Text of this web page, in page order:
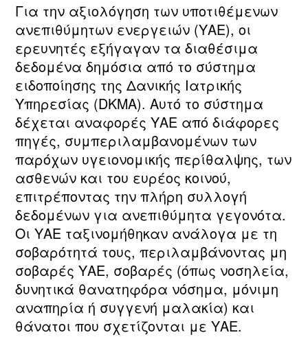
Για την αξιολόγηση των υποτιθέμενων
ανεπιθύμητων ενεργειών (ΥΑΕ), οι
ερευνητές εξήγαγαν τα διαθέσιμα
δεδομένα δημόσια από το σύστημα
ειδοποίησης της Δανικής Ιατρικής
Υπηρεσίας (DKMA). Αυτό το σύστημα
δέχεται αναφορές ΥΑΕ από διάφορες
πηγές, συμπεριλαμβανομένων των
παρόχων υγειονομικής περίθαλψης, των
ασθενών και του ευρέος κοινού,
επιτρέποντας την πλήρη συλλογή
δεδομένων για ανεπιθύμητα γεγονότα.
Οι ΥΑΕ ταξινομήθηκαν ανάλογα με τη
σοβαρότητά τους, περιλαμβάνοντας μη
σοβαρές ΥΑΕ, σοβαρές (όπως νοσηλεία,
δυνητικά θανατηφόρα νόσημα, μόνιμη
αναπηρία ή συγγενή μαλακία) και
θάνατοι που σχετίζονται με ΥΑΕ.